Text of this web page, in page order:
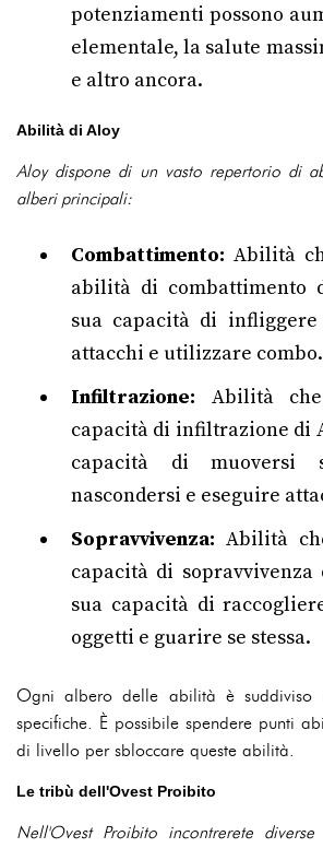
potenziamenti possono
elementale, la salute
e altro ancora.
Abilità di Aloy
Aloy dispone di un vasto repertorio di
alberi principali:
Combattimento: Abilità
abilità di combattimento
sua capacità di
attacchi e utilizzare combo.
Infiltrazione: Abilità
capacità di infiltrazione di
capacità di muoversi
nascondersi e eseguire
Sopravvivenza: Abilità
capacità di
sua capacità di
oggetti e guarire se stessa.
Ogni albero delle abilità è
specifiche. È possibile spendere punti
di livello per sbloccare queste abilità.
Le tribù dell'Ovest Proibito
Nell'Ovest Proibito incontrerete